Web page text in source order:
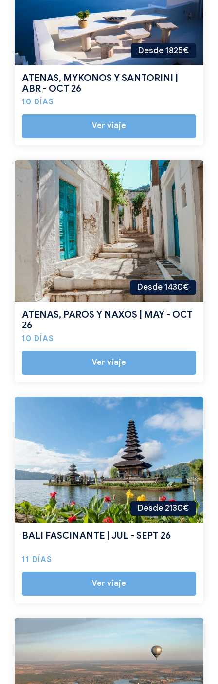
Desde 1825€
ATENAS, MYKONOS Y SANTORINI |
ABR - OCT 26
10 DÍAS
Ver viaje
Desde 1430€
ATENAS, PAROS Y NAXOS | MAY - OCT
26
10 DÍAS
Ver viaje
Desde 2130€
BALI FASCINANTE | JUL - SEPT 26
11 DÍAS
Ver viaje